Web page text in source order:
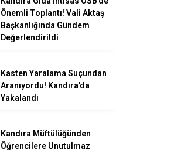
Önemli Toplantı! Vali Aktaş
Başkanlığında Gündem
Değerlendirildi
Kasten Yaralama Suçundan
Aranıyordu! Kandıra’da
Yakalandı
Kandıra Müftülüğünden
Öğrencilere Unutulmaz